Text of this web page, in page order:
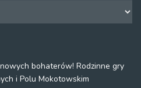
bohaterów! Rodzinne gry
i Polu Mokotowskim